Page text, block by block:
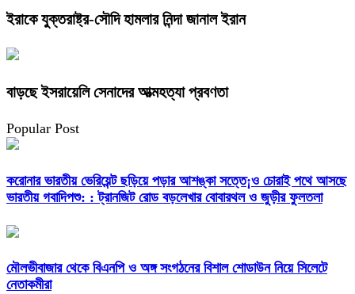
ইরাকে যুক্তরাষ্ট্র-সৌদি হামলার নিন্দা জানাল ইরান
বাড়ছে ইসরায়েলি সেনাদের আত্মহত্যা প্রবণতা
Popular Post
করোনার ভারতীয় ভেরিয়েন্ট ছড়িয়ে পড়ার আশঙ্কা সত্তে¡ও চোরাই পথে আসছে
ভারতীয় গবাদিপশু: : ট্রানজিট রোড বড়লেখার বোবারথল ও জুড়ীর ফুলতলা
মৌলভীবাজার থেকে বিএনপি ও অঙ্গ সংগঠনের বিশাল শোডাউন নিয়ে সিলেটে
নেতাকমীরা